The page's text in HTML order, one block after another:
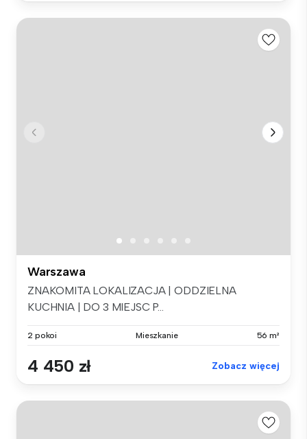
Warszawa
ZNAKOMITA LOKALIZACJA | ODDZIELNA
KUCHNIA | DO 3 MIEJSC P...
2 pokoi Mieszkanie 56 m²
4 450 zł Zobacz więcej